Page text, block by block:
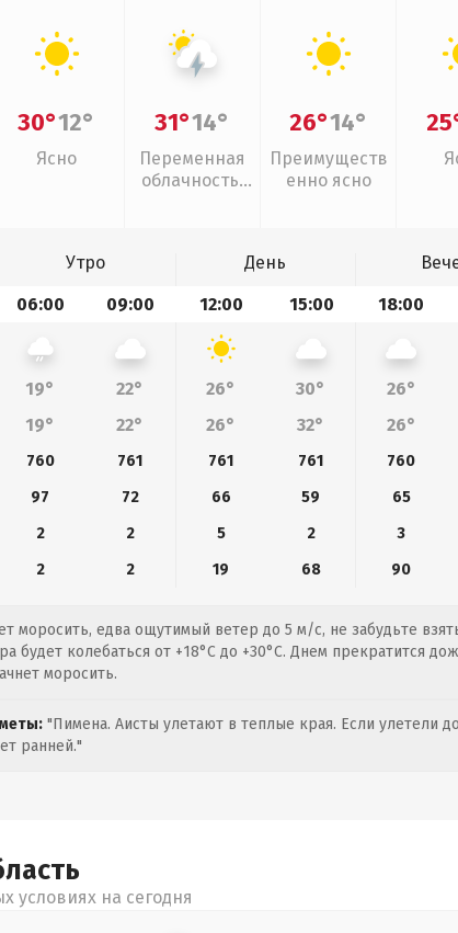
30°12°
Ясно
31°14°
Переменная
облачность,
26°14°
Преимуществ
енно ясно
Утро День
06:00 09:00 12:00 15:00 18:00
19° 22° 26° 30° 26°
19° 22° 26° 32° 26°
760 761 761 761 760
97 72 66 59 65
2 2 5 2 3
2 2 19 68 90
моросить, едва ощутимый ветер до 5 м/с, не забудьте
будет колебаться от +18°C до +30°C. Днем прекратится
моросить.
"Пимена. Аисты улетают в теплые края. Если улетели
ранней."
условиях на сегодня